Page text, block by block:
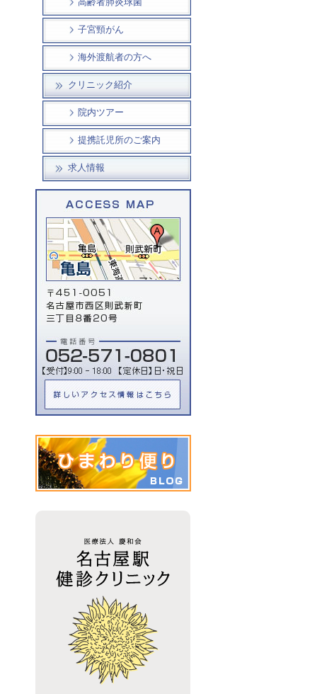
高齢者肺炎球菌
子宮頸がん
海外渡航者の方へ
クリニック紹介
院内ツアー
提携託児所のご案内
求人情報